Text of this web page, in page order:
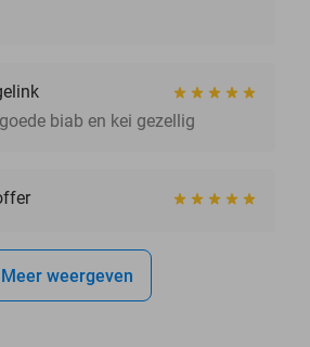
biab en kei gezellig
Meer weergeven